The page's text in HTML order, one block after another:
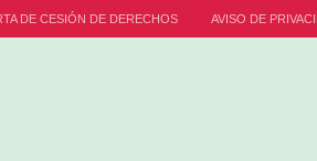
DE CESIÓN DE DERECHOS AVISO DE